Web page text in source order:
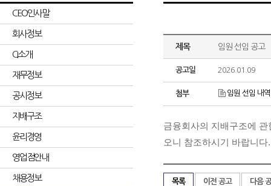
CEO인사말
회사정보
CI소개
재무정보
공시정보
지배구조
윤리경영
영업점안내
채용정보
제목 임원 선임 공고
공고일 2026.01.09
첨부 임원 선임 내
금융회사의 지배구조에
오니 참조하시기 바랍니다.
목록 이전 공고 다음